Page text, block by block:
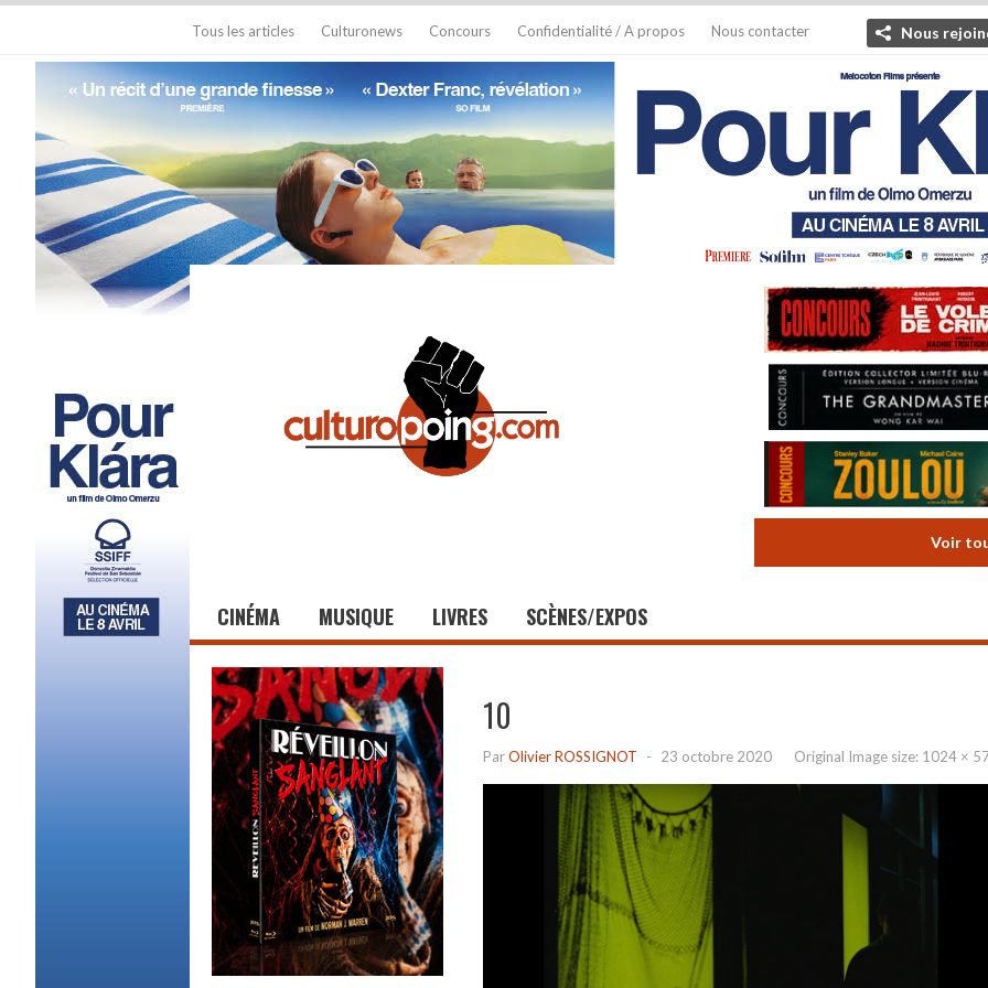
Tous les articles Culturonews Concours Confidentialité / A propos Nous contacter Nous
Voir
CINÉMA MUSIQUE LIVRES SCÈNES/EXPOS
10
ParOlivier ROSSIGNOT - 23 octobre 2020 Original Image size: 1024 ×